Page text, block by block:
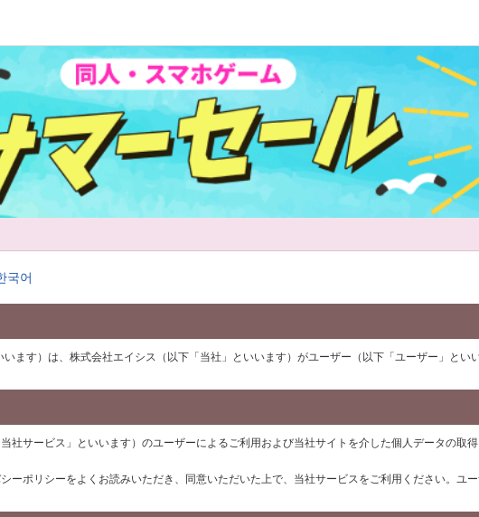
국어
ます）は、株式会社エイシス（以下「当社」といいます）がユーザー（以下「ユーザー」と
社サービス」といいます）のユーザーによるご利用および当社サイトを介した個人データの取
ーポリシーをよくお読みいただき、同意いただいた上で、当社サービスをご利用ください。ユ